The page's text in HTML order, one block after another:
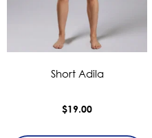
Short Adila
$19.00